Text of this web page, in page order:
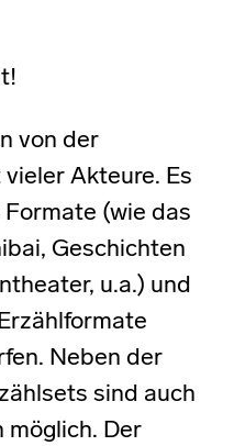
von der
Akteure. Es
(wie das
Geschichten
u.a.) und
Neben der
sind auch
möglich. Der